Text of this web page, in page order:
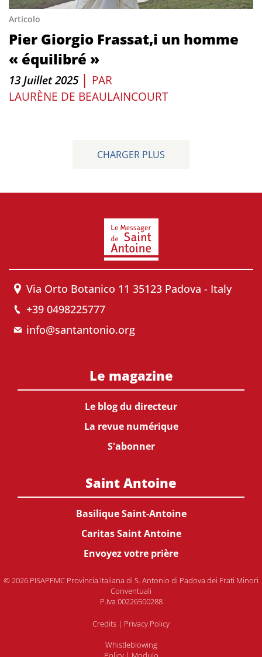
Articolo
Pier Giorgio Frassat,i un homme
« équilibré »
13 Juillet 2025 | PAR
LAURÈNE DE BEAULAINCOURT
CHARGER PLUS
Via Orto Botanico 11 35123 Padova - Italy
+39 0498225777
info@santantonio.org
Le magazine
Le blog du directeur
La revue numérique
S'abonner
Saint Antoine
Basilique Saint-Antoine
Caritas Saint Antoine
Envoyez votre prière
© 2026 PISAPFMC Provincia Italiana di S. Antonio di Padova dei Frati Minori
Conventuali
P.Iva 00226500288
Credits | Privacy Policy
Whistleblowing